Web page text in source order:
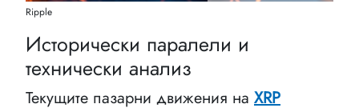
Ripple
Исторически паралели и
технически анализ
Текущите пазарни движения на XRP